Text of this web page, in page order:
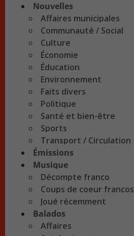
Nouvelles
Affaires municipales
Communauté / Social
Culture
Économie
Éducation
Environnement
Faits divers
Politique
Santé et bien-être
Sports
Transport / Circulation
Émissions
Musique
Décompte franco
Coups de coeur francos
Joué récemment
Balados
Affaires